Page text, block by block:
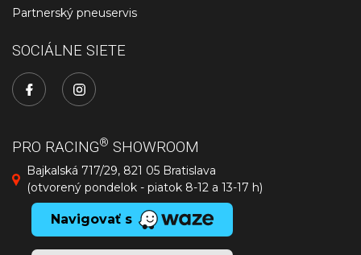
Partnerský pneuservis
SOCIÁLNE SIETE
PRO RACING® SHOWROOM
Bajkalská 717/29, 821 05 Bratislava
(otvorený pondelok - piatok 8-12 a 13-17 h)
Navigovať s